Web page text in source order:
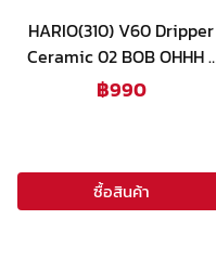
HARIO(310) V60 Dripper
Ceramic 02 BOB OHHH /
VDC-02-OH
฿990
ซื้อสินค้า